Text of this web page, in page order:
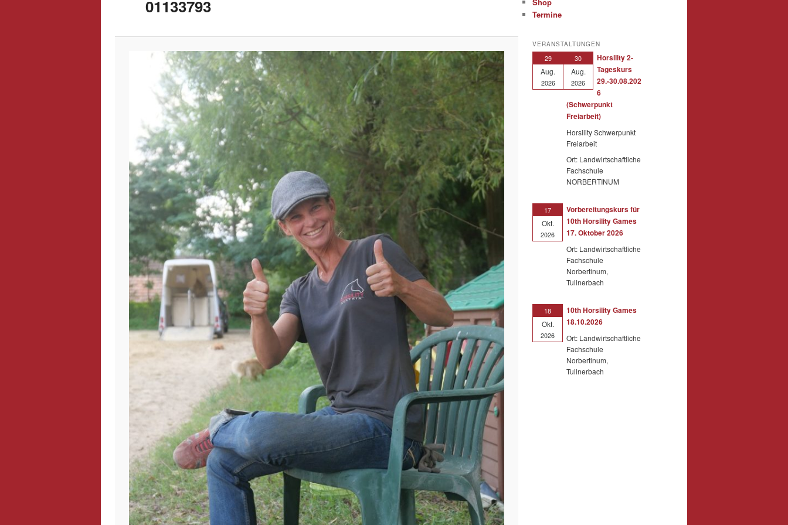
01133793
Shop
Termine
VERANSTALTUNGEN
29
Aug.
2026
30
Aug.
2026
Horsility 2-
Tageskurs
29.-30.08.202
6
(Schwerpunkt
Freiarbeit)
Horsility Schwerpunkt
Freiarbeit
Ort: Landwirtschaftliche
Fachschule
NORBERTINUM
17
Okt.
2026
Vorbereitungskurs für
10th Horsility Games
17. Oktober 2026
Ort: Landwirtschaftliche
Fachschule
Norbertinum,
Tullnerbach
18
Okt.
2026
10th Horsility Games
18.10.2026
Ort: Landwirtschaftliche
Fachschule
Norbertinum,
Tullnerbach